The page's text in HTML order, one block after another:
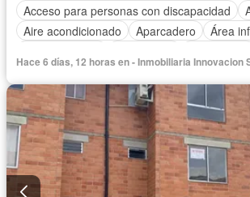
Acceso para personas con discapacidad
Aire acondicionado
Aparcadero Área
Piscina
Seguridad privada Tanque de
Hace 6 días, 12 horas en - Inmobiliaria Innovacion